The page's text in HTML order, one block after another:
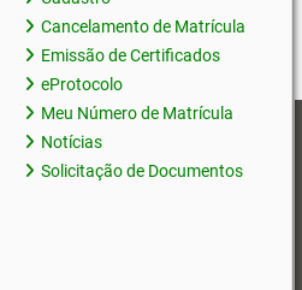
Cancelamento de Matrícula
Emissão de Certificados
eProtocolo
Meu Número de Matrícula
Notícias
Solicitação de Documentos